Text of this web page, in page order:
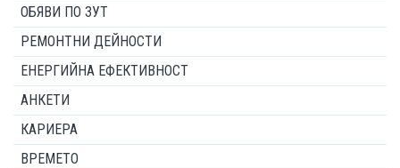
ОБЯВИ ПО ЗУТ
РЕМОНТНИ ДЕЙНОСТИ
ЕНЕРГИЙНА ЕФЕКТИВНОСТ
АНКЕТИ
КАРИЕРА
ВРЕМЕТО